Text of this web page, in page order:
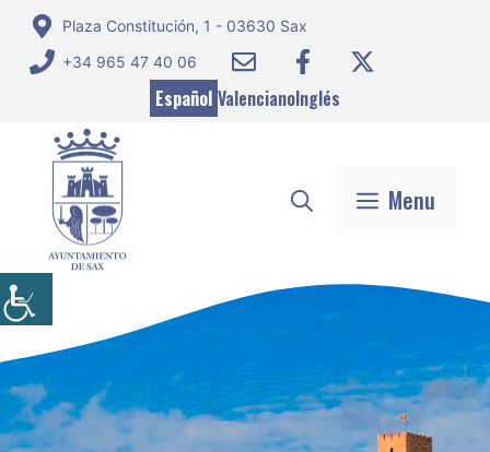
Saltar
contenido
Plaza Constitución, 1 - 03630 Sax
+34 965 47 40 06
Español ValencianoInglés
Menu